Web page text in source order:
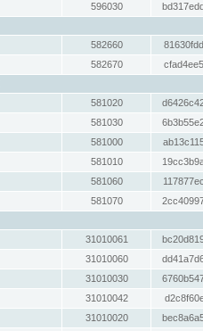
596030
582660
582670
581020
581030
581000
581010
581060
581070
31010061
31010060
31010030
31010042
31010020